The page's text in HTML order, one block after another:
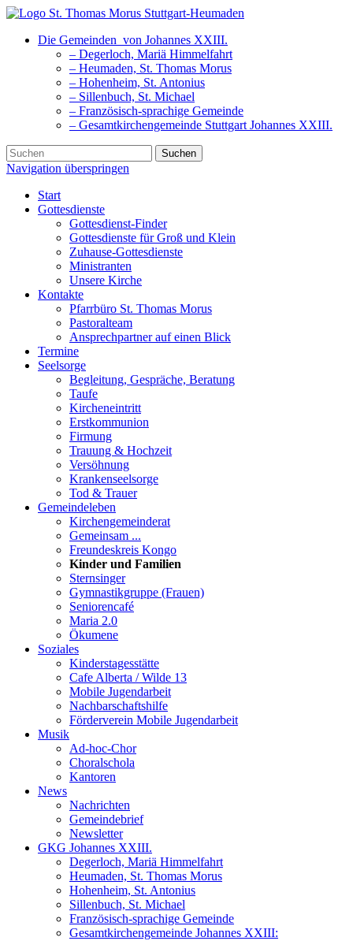
Die Gemeinden von Johannes XXIII.
– Degerloch, Mariä Himmelfahrt
– Heumaden, St. Thomas Morus
– Hohenheim, St. Antonius
– Sillenbuch, St. Michael
– Französisch-sprachige Gemeinde
– Gesamtkirchengemeinde Stuttgart Johannes XXIII.
Suchen
Navigation überspringen
Start
Gottesdienste
Gottesdienst-Finder
Gottesdienste für Groß und Klein
Zuhause-Gottesdienste
Ministranten
Unsere Kirche
Kontakte
Pfarrbüro St. Thomas Morus
Pastoralteam
Ansprechpartner auf einen Blick
Termine
Seelsorge
Begleitung, Gespräche, Beratung
Taufe
Kircheneintritt
Erstkommunion
Firmung
Trauung & Hochzeit
Versöhnung
Krankenseelsorge
Tod & Trauer
Gemeindeleben
Kirchengemeinderat
Gemeinsam ...
Freundeskreis Kongo
Kinder und Familien
Sternsinger
Gymnastikgruppe (Frauen)
Seniorencafé
Maria 2.0
Ökumene
Soziales
Kinderstagesstätte
Cafe Alberta / Wilde 13
Mobile Jugendarbeit
Nachbarschaftshilfe
Förderverein Mobile Jugendarbeit
Musik
Ad-hoc-Chor
Choralschola
Kantoren
News
Nachrichten
Gemeindebrief
Newsletter
GKG Johannes XXIII.
Degerloch, Mariä Himmelfahrt
Heumaden, St. Thomas Morus
Hohenheim, St. Antonius
Sillenbuch, St. Michael
Französisch-sprachige Gemeinde
Gesamtkirchengemeinde Johannes XXIII: